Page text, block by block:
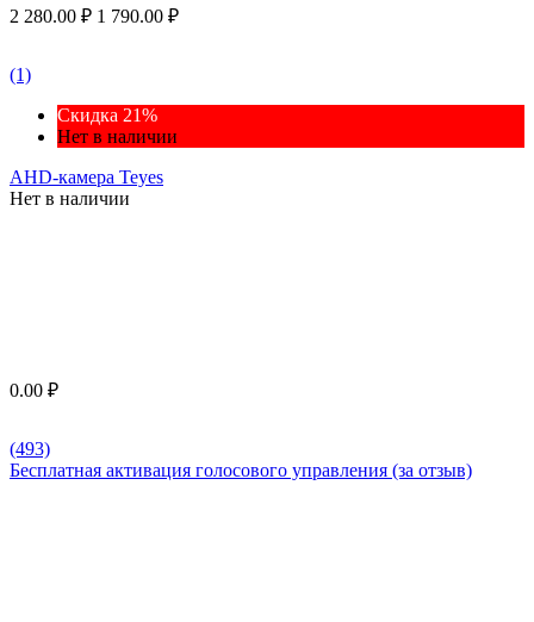
2 280.00 ₽ 1 790.00 ₽
(1)
Скидка 21%
Нет в наличии
AHD-камера Teyes
Нет в наличии
0.00 ₽
(493)
Бесплатная активация голосового управления (за отзыв)